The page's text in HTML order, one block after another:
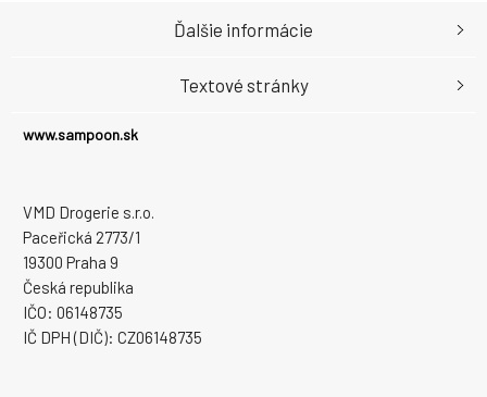
www.sampoon.sk
VMD Drogerie s.r.o.
Paceřická 2773/1
19300 Praha 9
Česká republika
IČO: 06148735
IČ DPH (DIČ): CZ06148735
Ďalšie informácie
Textové stránky